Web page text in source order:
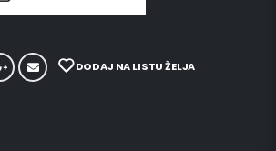
DODAJ NA LISTU ŽELJA